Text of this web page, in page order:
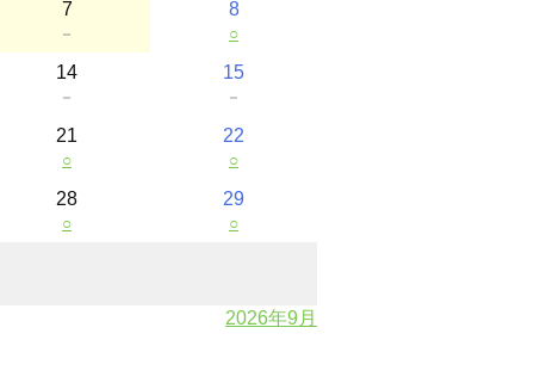
7
－
8
○
14
－
15
－
21
○
22
○
28
○
29
○
2026年9月